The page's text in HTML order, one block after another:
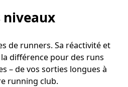
niveaux
de runners. Sa réactivité et
différence pour des runs
– de vos sorties longues à
running club.